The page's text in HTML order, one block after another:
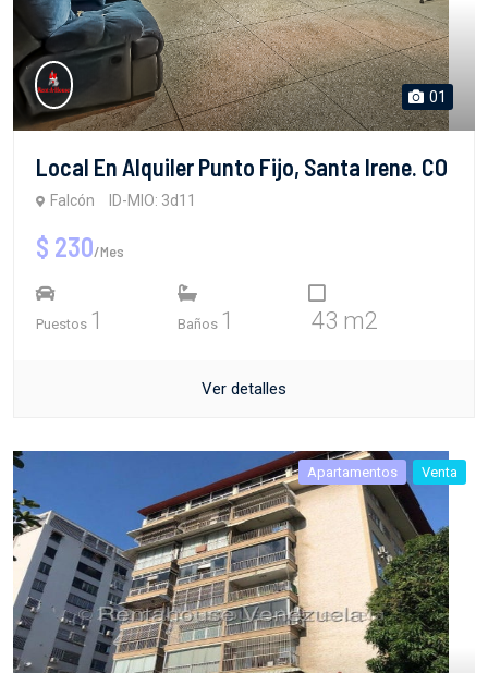
01
Local En Alquiler Punto Fijo, Santa Irene. CO
Falcón ID-MIO: 3d11
$ 230/Mes
Puestos 1 Baños 1 43 m2
Ver detalles
Apartamentos Venta